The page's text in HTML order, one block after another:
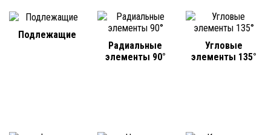
Подлежащие
Радиальные
элементы 90°
Угловые
элементы 135°